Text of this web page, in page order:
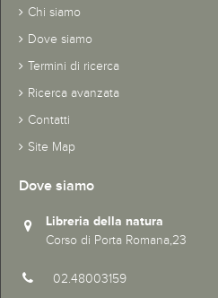
Chi siamo
Dove siamo
Termini di ricerca
Ricerca avanzata
Contatti
Site Map
Dove siamo
Libreria della natura
Corso di Porta
02.48003159